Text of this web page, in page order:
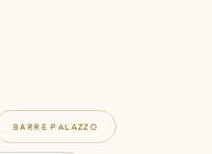
BARRE PALAZZO